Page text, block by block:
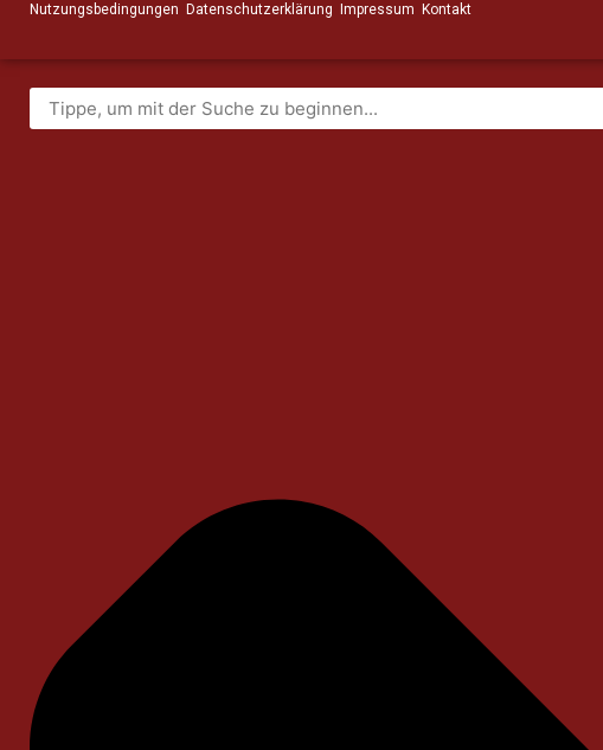
Nutzungsbedingungen Datenschutzerklärung Impressum Kontakt